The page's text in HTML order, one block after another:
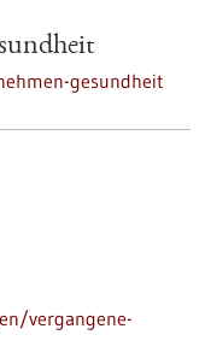
gesundheit
vergangene-